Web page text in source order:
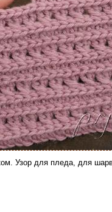
Узор для пледа, для